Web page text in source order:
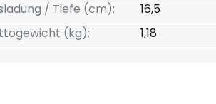
/ Tiefe (cm):
16,5
(kg):
1,18